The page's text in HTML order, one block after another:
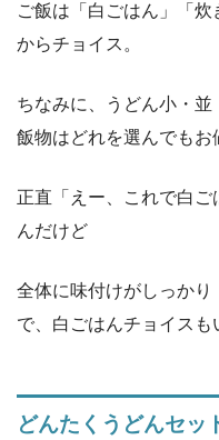
ご飯は「白ごはん」「
からチョイス。
ちなみに、うどん小・
飯物はどれを選んでもお
正直「えー、これで白
んだけど
全体に味付けがしっか
で、白ごはんチョイスも
どんたくうどんセッ